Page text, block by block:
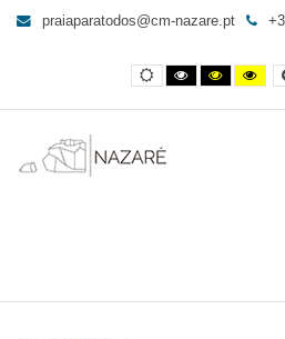
certificada
ISO
praiaparatodos@cm-nazare.pt
Contraste
normal
Contraste
preto
branco
Contraste
preto
amarelo
and